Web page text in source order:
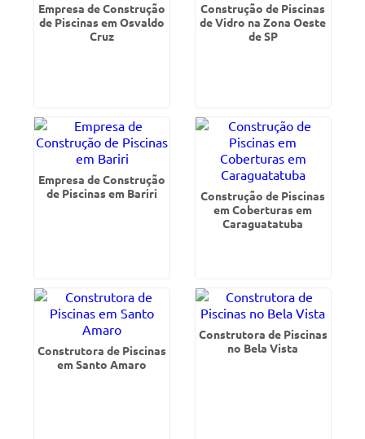
Empresa de Construção
de Piscinas em Osvaldo
Cruz
Construção de Piscinas
de Vidro na Zona Oeste
de SP
Empresa de Construção
de Piscinas em Bariri
Construção de Piscinas
em Coberturas em
Caraguatatuba
Construtora de Piscinas
em Santo Amaro
Construtora de Piscinas
no Bela Vista